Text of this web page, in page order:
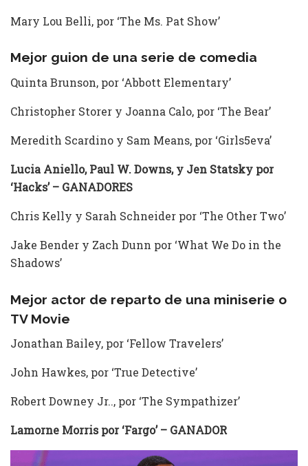
Mary Lou Belli, por ‘The Ms. Pat Show’
Mejor guion de una serie de comedia
Quinta Brunson, por ‘Abbott Elementary’
Christopher Storer y Joanna Calo, por ‘The Bear’
Meredith Scardino y Sam Means, por ‘Girls5eva’
Lucia Aniello, Paul W. Downs, y Jen Statsky por
‘Hacks’ – GANADORES
Chris Kelly y Sarah Schneider por ‘The Other Two’
Jake Bender y Zach Dunn por ‘What We Do in the
Shadows’
Mejor actor de reparto de una miniserie o
TV Movie
Jonathan Bailey, por ‘Fellow Travelers’
John Hawkes, por ‘True Detective’
Robert Downey Jr.., por ‘The Sympathizer’
Lamorne Morris por ‘Fargo’ – GANADOR